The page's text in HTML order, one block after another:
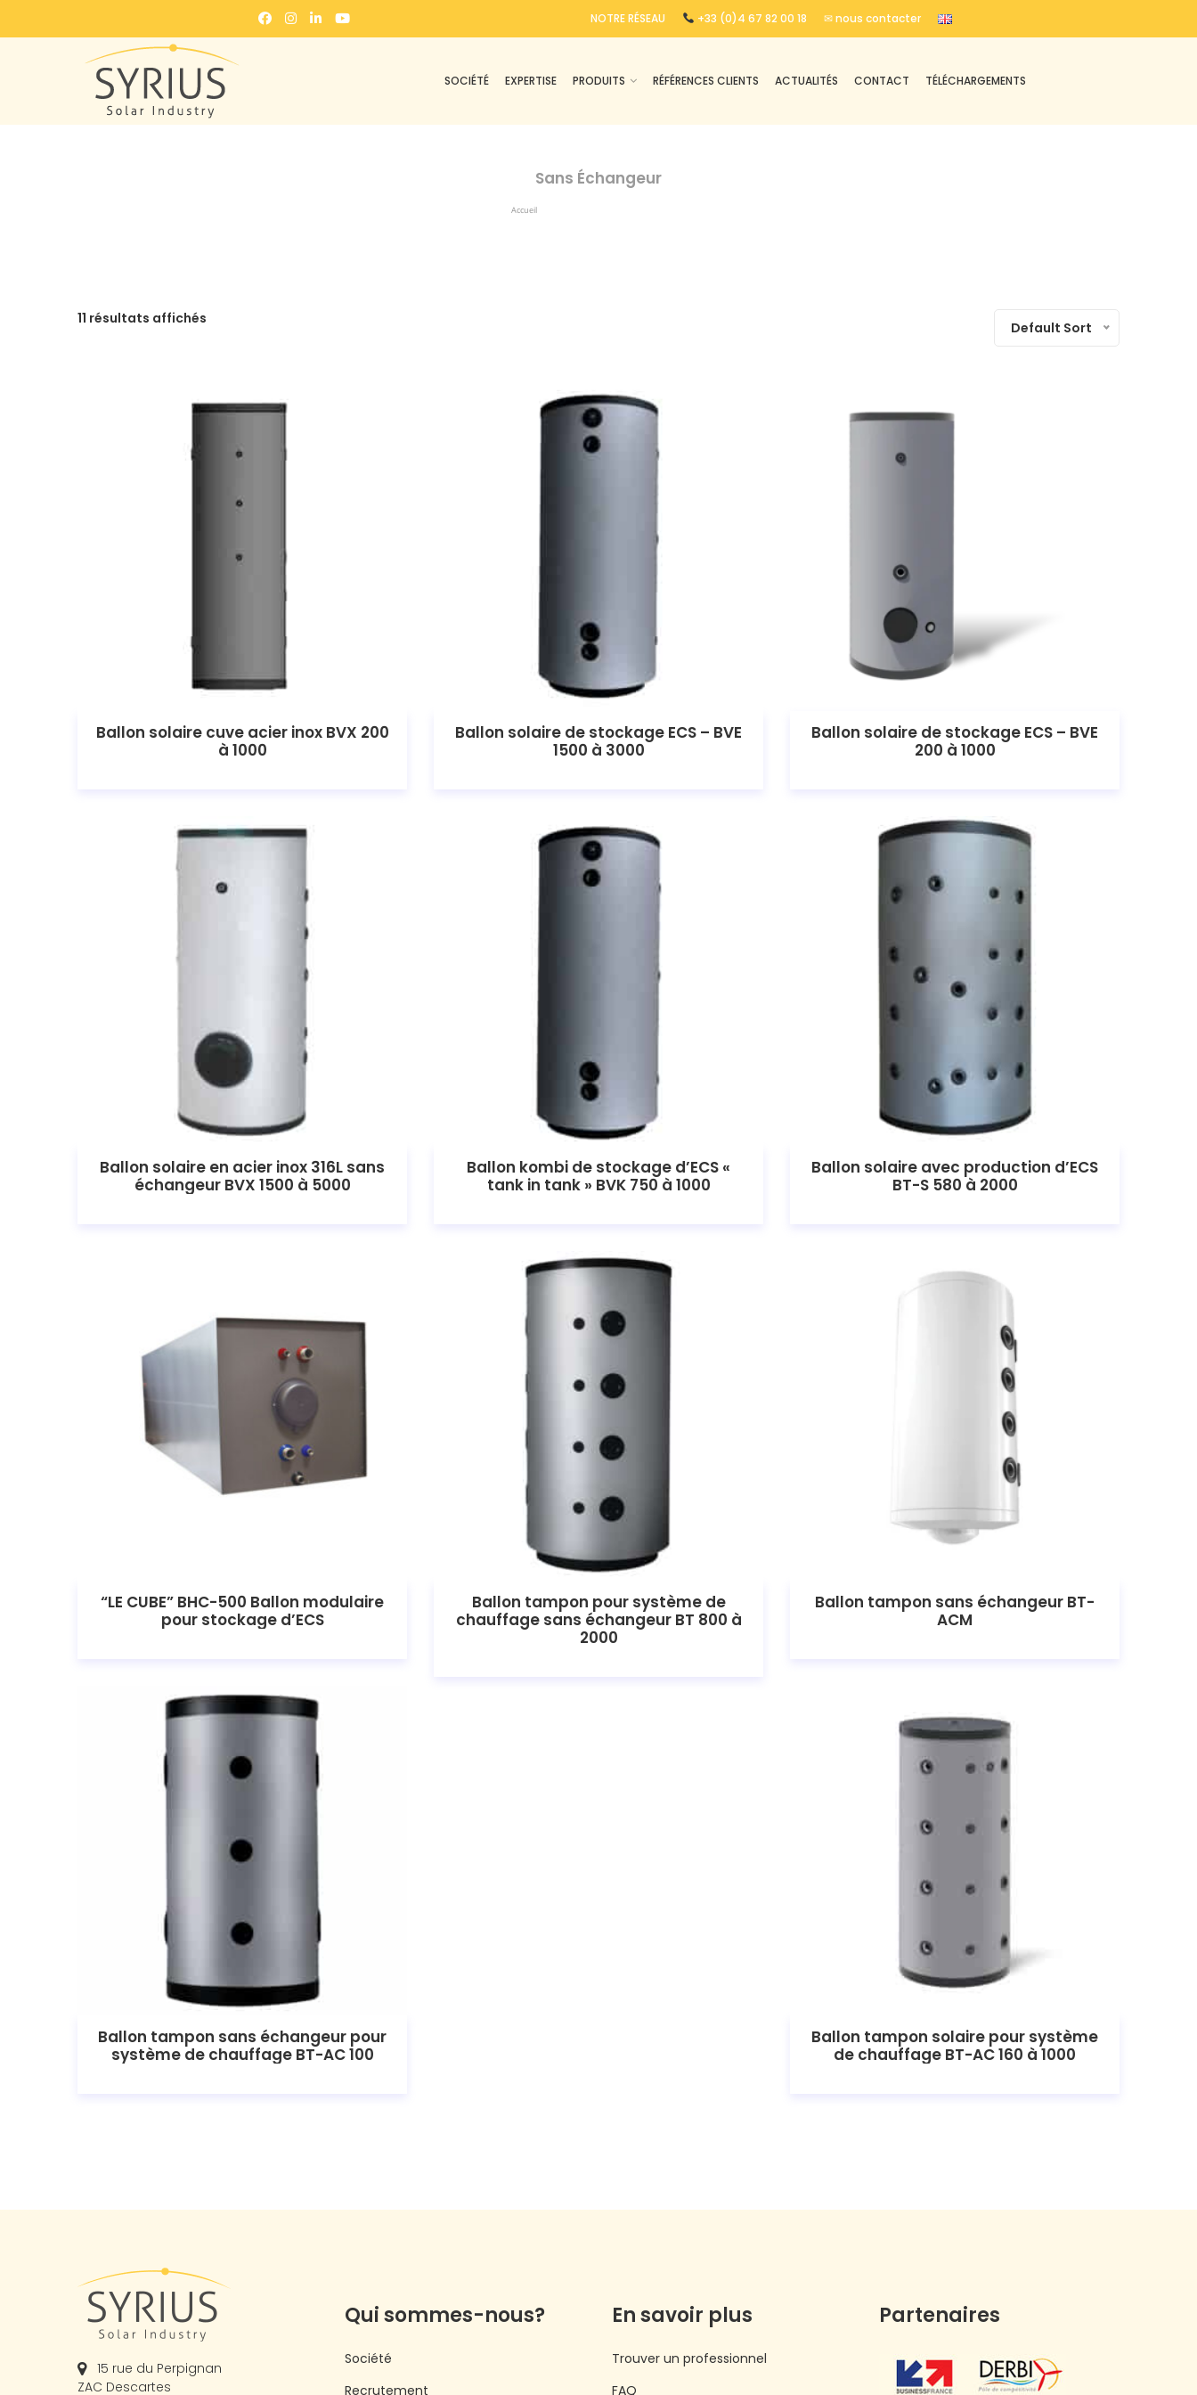
NOTRE RÉSEAU +33 (0)4 67 82 00 18 ✉ nous contacter
SOCIÉTÉ EXPERTISE PRODUITS RÉFÉRENCES CLIENTS ACTUALITÉS CONTACT TÉLÉCHARGEMENTS
Sans Échangeur
Accueil
11 résultats affichés
Default Sort
Ballon solaire cuve acier inox BVX 200
à 1000
Ballon solaire de stockage ECS – BVE
1500 à 3000
Ballon solaire de stockage ECS – BVE
200 à 1000
Ballon solaire en acier inox 316L sans
échangeur BVX 1500 à 5000
Ballon kombi de stockage d’ECS «
tank in tank » BVK 750 à 1000
Ballon solaire avec production d’ECS
BT-S 580 à 2000
“LE CUBE” BHC-500 Ballon modulaire
pour stockage d’ECS
Ballon tampon pour système de
chauffage sans échangeur BT 800 à
2000
Ballon tampon sans échangeur BT-
ACM
Ballon tampon sans échangeur pour
système de chauffage BT-AC 100
Ballon tampon solaire pour système
de chauffage BT-AC 160 à 1000
15 rue du Perpignan
ZAC Descartes
Qui sommes-nous?
Société
Recrutement
En savoir plus
Trouver un professionnel
FAQ
Partenaires